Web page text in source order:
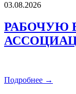
03.08.2026
РАБОЧУЮ
Подробнее →